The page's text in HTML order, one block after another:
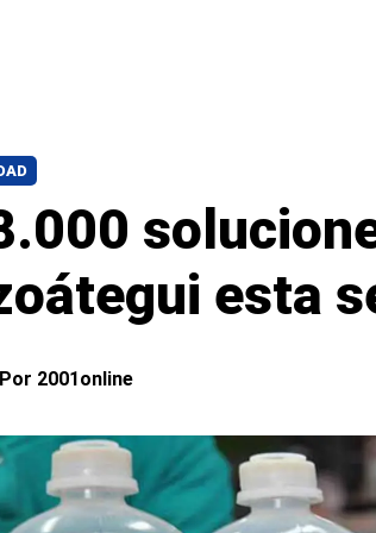
esta
Por 2001online